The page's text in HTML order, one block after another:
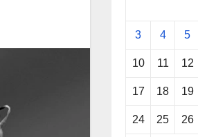
3 4 5
10 11 12
17 18 19
24 25 26